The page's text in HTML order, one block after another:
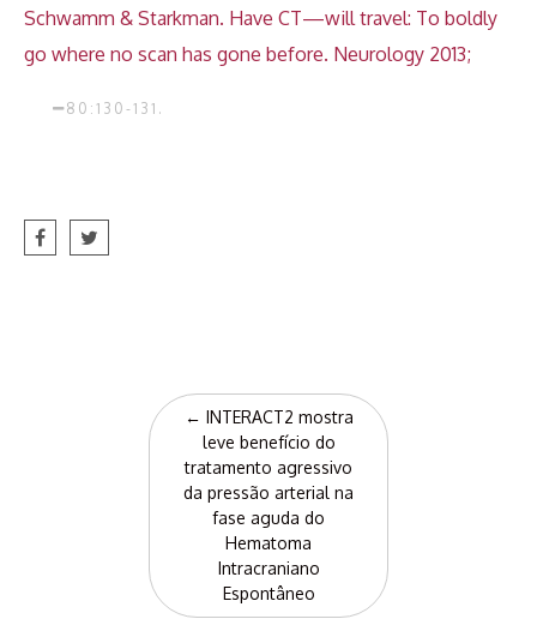
Schwamm & Starkman. Have CT—will travel: To boldly
go where no scan has gone before. Neurology 2013;
80:130-131.
navigation
← INTERACT2 mostra
leve benefício do
tratamento agressivo
da pressão arterial na
fase aguda do
Hematoma
Intracraniano
Espontâneo